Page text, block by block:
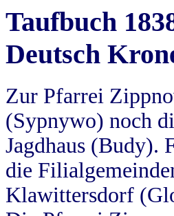
Taufbuch
Deutsch
Zur Pfarrei
(Sypnywo) noch
Jagdhaus (Budy).
die
Klawittersdorf